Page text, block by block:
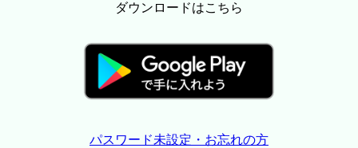
ダウンロードはこちら
パスワード未設定・お忘れの方